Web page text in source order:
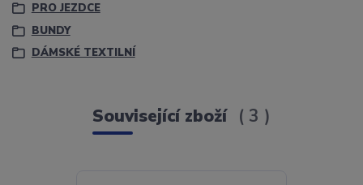
PRO JEZDCE
BUNDY
DÁMSKÉ TEXTILNÍ
Související zboží 3